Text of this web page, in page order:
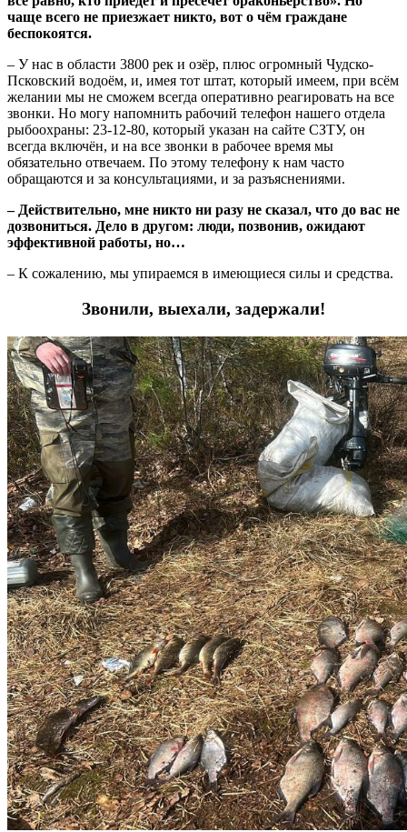
чаще всего не приезжает никто, вот о чём граждане
беспокоятся.
– У нас в области 3800 рек и озёр, плюс огромный Чудско-
Псковский водоём, и, имея тот штат, который имеем, при всём
желании мы не сможем всегда оперативно реагировать на все
звонки. Но могу напомнить рабочий телефон нашего отдела
рыбоохраны: 23-12-80, который указан на сайте СЗТУ, он
всегда включён, и на все звонки в рабочее время мы
обязательно отвечаем. По этому телефону к нам часто
обращаются и за консультациями, и за разъяснениями.
– Действительно, мне никто ни разу не сказал, что до вас не
дозвониться. Дело в другом: люди, позвонив, ожидают
эффективной работы, но…
– К сожалению, мы упираемся в имеющиеся силы и средства.
Звонили, выехали, задержали!